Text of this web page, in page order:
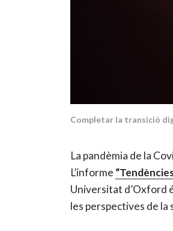
Completar la transició
La pandèmia de la
L’informe
Universitat d’Oxford
les perspectives de la